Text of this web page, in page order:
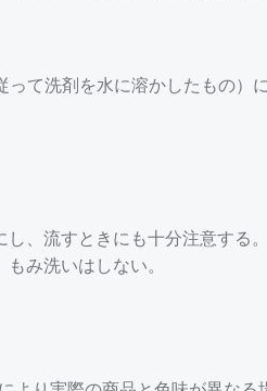
て洗剤を水に溶かしたもの）
、流すときにも十分注意する。
み洗いはしない。